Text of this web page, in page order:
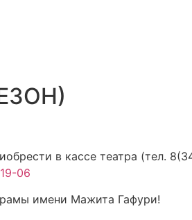
в кассе театра (тел.
06
имени Мажита Гафури!